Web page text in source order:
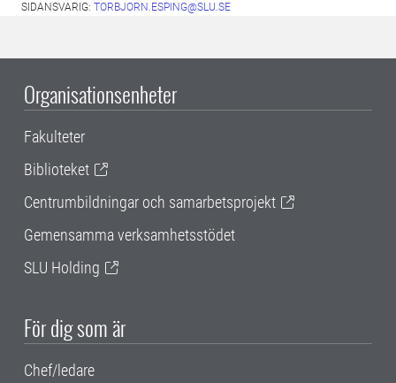
SIDANSVARIG: TORBJORN.ESPING@SLU.SE
Organisationsenheter
Fakulteter
Biblioteket
Centrumbildningar och samarbetsprojekt
Gemensamma verksamhetsstödet
SLU Holding
För dig som är
Chef/ledare